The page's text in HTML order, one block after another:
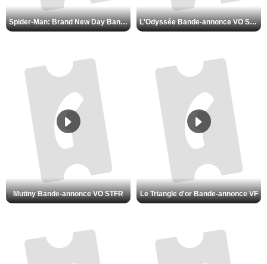
Spider-Man: Brand New Day Bande-annonce VO STFR L'Odyssée Bande-annonce VO STFR
Mutiny Bande-annonce VO STFR Le Triangle d'or Bande-annonce VF